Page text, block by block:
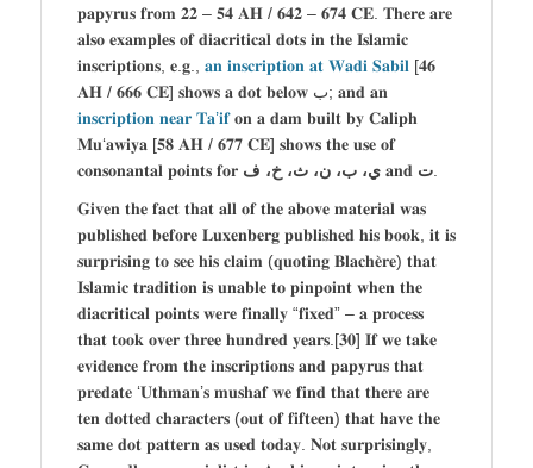
𝐩𝐚𝐩𝐲𝐫𝐮𝐬 𝐟𝐫𝐨𝐦 𝟐𝟐 – 𝟓𝟒 𝐀𝐇 / 𝟔𝟒𝟐 – 𝟔𝟕𝟒 𝐂𝐄. 𝐓𝐡𝐞𝐫𝐞 𝐚𝐫𝐞
𝐚𝐥𝐬𝐨 𝐞𝐱𝐚𝐦𝐩𝐥𝐞𝐬 𝐨𝐟 𝐝𝐢𝐚𝐜𝐫𝐢𝐭𝐢𝐜𝐚𝐥 𝐝𝐨𝐭𝐬 𝐢𝐧 𝐭𝐡𝐞 𝐈𝐬𝐥𝐚𝐦𝐢𝐜
𝐢𝐧𝐬𝐜𝐫𝐢𝐩𝐭𝐢𝐨𝐧𝐬, 𝐞.𝐠., 𝐚𝐧 𝐢𝐧𝐬𝐜𝐫𝐢𝐩𝐭𝐢𝐨𝐧 𝐚𝐭 𝐖𝐚𝐝𝐢 𝐒𝐚𝐛𝐢𝐥 [𝟒𝟔
𝐀𝐇 / 𝟔𝟔𝟔 𝐂𝐄] 𝐬𝐡𝐨𝐰𝐬 𝐚 𝐝𝐨𝐭 𝐛𝐞𝐥𝐨𝐰 ب; 𝐚𝐧𝐝 𝐚𝐧
𝐢𝐧𝐬𝐜𝐫𝐢𝐩𝐭𝐢𝐨𝐧 𝐧𝐞𝐚𝐫 𝐓𝐚’𝐢𝐟𝐨𝐧 𝐚 𝐝𝐚𝐦 𝐛𝐮𝐢𝐥𝐭 𝐛𝐲 𝐂𝐚𝐥𝐢𝐩𝐡
𝐌𝐮‘𝐚𝐰𝐢𝐲𝐚 [𝟓𝟖 𝐀𝐇 / 𝟔𝟕𝟕 𝐂𝐄] 𝐬𝐡𝐨𝐰𝐬 𝐭𝐡𝐞 𝐮𝐬𝐞 𝐨𝐟
𝐜𝐨𝐧𝐬𝐨𝐧𝐚𝐧𝐭𝐚𝐥 𝐩𝐨𝐢𝐧𝐭𝐬 𝐟𝐨𝐫 ي، ب، ن، ث، خ، ف 𝐚𝐧𝐝 ت
𝐆𝐢𝐯𝐞𝐧 𝐭𝐡𝐞 𝐟𝐚𝐜𝐭 𝐭𝐡𝐚𝐭 𝐚𝐥𝐥 𝐨𝐟 𝐭𝐡𝐞 𝐚𝐛𝐨𝐯𝐞 𝐦𝐚𝐭𝐞𝐫𝐢𝐚𝐥 𝐰𝐚𝐬
𝐩𝐮𝐛𝐥𝐢𝐬𝐡𝐞𝐝 𝐛𝐞𝐟𝐨𝐫𝐞 𝐋𝐮𝐱𝐞𝐧𝐛𝐞𝐫𝐠 𝐩𝐮𝐛𝐥𝐢𝐬𝐡𝐞𝐝 𝐡𝐢𝐬 𝐛𝐨𝐨𝐤, 𝐢𝐭 𝐢𝐬
𝐬𝐮𝐫𝐩𝐫𝐢𝐬𝐢𝐧𝐠 𝐭𝐨 𝐬𝐞𝐞 𝐡𝐢𝐬 𝐜𝐥𝐚𝐢𝐦 (𝐪𝐮𝐨𝐭𝐢𝐧𝐠 𝐁𝐥𝐚𝐜𝐡𝐞̀𝐫𝐞) 𝐭𝐡𝐚𝐭
𝐈𝐬𝐥𝐚𝐦𝐢𝐜 𝐭𝐫𝐚𝐝𝐢𝐭𝐢𝐨𝐧 𝐢𝐬 𝐮𝐧𝐚𝐛𝐥𝐞 𝐭𝐨 𝐩𝐢𝐧𝐩𝐨𝐢𝐧𝐭 𝐰𝐡𝐞𝐧 𝐭𝐡𝐞
𝐝𝐢𝐚𝐜𝐫𝐢𝐭𝐢𝐜𝐚𝐥 𝐩𝐨𝐢𝐧𝐭𝐬 𝐰𝐞𝐫𝐞 𝐟𝐢𝐧𝐚𝐥𝐥𝐲 “𝐟𝐢𝐱𝐞𝐝” – 𝐚 𝐩𝐫𝐨𝐜𝐞𝐬𝐬
𝐭𝐡𝐚𝐭 𝐭𝐨𝐨𝐤 𝐨𝐯𝐞𝐫 𝐭𝐡𝐫𝐞𝐞 𝐡𝐮𝐧𝐝𝐫𝐞𝐝 𝐲𝐞𝐚𝐫𝐬.[𝟑𝟎] 𝐈𝐟 𝐰𝐞 𝐭𝐚𝐤𝐞
𝐞𝐯𝐢𝐝𝐞𝐧𝐜𝐞 𝐟𝐫𝐨𝐦 𝐭𝐡𝐞 𝐢𝐧𝐬𝐜𝐫𝐢𝐩𝐭𝐢𝐨𝐧𝐬 𝐚𝐧𝐝 𝐩𝐚𝐩𝐲𝐫𝐮𝐬 𝐭𝐡𝐚𝐭
𝐩𝐫𝐞𝐝𝐚𝐭𝐞 ‘𝐔𝐭𝐡𝐦𝐚𝐧’𝐬 𝐦𝐮𝐬𝐡𝐚𝐟 𝐰𝐞 𝐟𝐢𝐧𝐝 𝐭𝐡𝐚𝐭 𝐭𝐡𝐞𝐫𝐞 𝐚𝐫𝐞
𝐭𝐞𝐧 𝐝𝐨𝐭𝐭𝐞𝐝 𝐜𝐡𝐚𝐫𝐚𝐜𝐭𝐞𝐫𝐬 (𝐨𝐮𝐭 𝐨𝐟 𝐟𝐢𝐟𝐭𝐞𝐞𝐧) 𝐭𝐡𝐚𝐭 𝐡𝐚𝐯𝐞 𝐭𝐡𝐞
𝐬𝐚𝐦𝐞 𝐝𝐨𝐭 𝐩𝐚𝐭𝐭𝐞𝐫𝐧 𝐚𝐬 𝐮𝐬𝐞𝐝 𝐭𝐨𝐝𝐚𝐲. 𝐍𝐨𝐭 𝐬𝐮𝐫𝐩𝐫𝐢𝐬𝐢𝐧𝐠𝐥𝐲,